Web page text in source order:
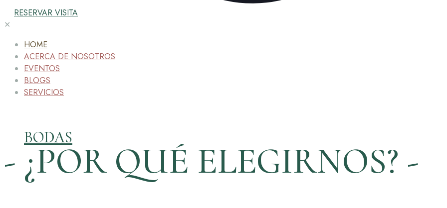
BODAS
RESERVAR VISITA
✕
HOME
ACERCA DE NOSOTROS
EVENTOS
BLOGS
SERVICIOS
- ¿POR QUÉ ELEGIRNOS? -